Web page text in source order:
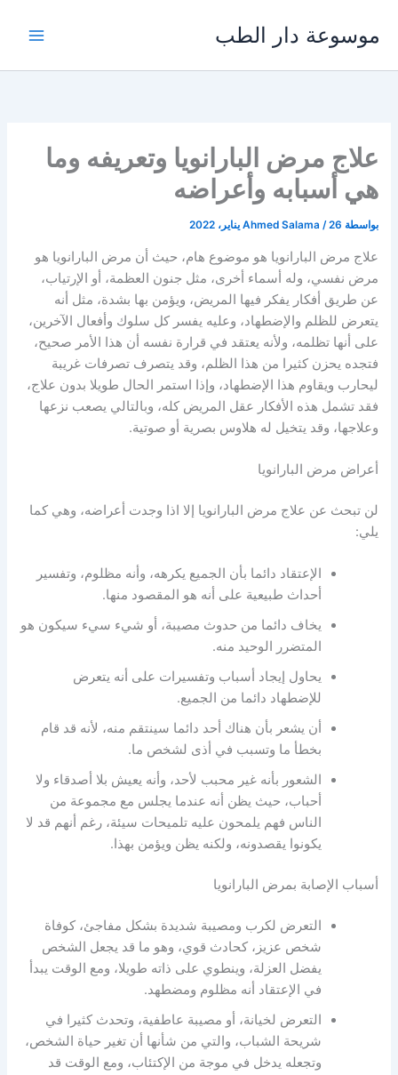
المحتوى
موسوعة دار الطب
علاج مرض البارانويا وتعريفه وما
هي أسبابه وأعراضه
بواسطة Ahmed Salama /26 يناير، 2022
علاج مرض البارانويا هو موضوع هام، حيث أن مرض البارانويا هو
مرض نفسي، وله أسماء أخرى، مثل جنون العظمة، أو الإرتياب،
عن طريق أفكار يفكر فيها المريض، ويؤمن بها بشدة، مثل أنه
يتعرض للظلم والإضطهاد، وعليه يفسر كل سلوك وأفعال الآخرين،
على أنها تظلمه، ولأنه يعتقد في قرارة نفسه أن هذا الأمر صحيح،
فتجده يحزن كثيرا من هذا الظلم، وقد يتصرف تصرفات غريبة
ليحارب ويقاوم هذا الإضطهاد، وإذا استمر الحال طويلا بدون علاج،
فقد تشمل هذه الأفكار عقل المريض كله، وبالتالي يصعب نزعها
وعلاجها، وقد يتخيل له هلاوس بصرية أو صوتية.
أعراض مرض البارانويا
لن تبحث عن علاج مرض البارانويا إلا اذا وجدت أعراضه، وهي كما
يلي:
الإعتقاد دائما بأن الجميع يكرهه، وأنه مظلوم، وتفسير
أحداث طبيعية على أنه هو المقصود منها.
يخاف دائما من حدوث مصيبة، أو شيء سيء سيكون هو
المتضرر الوحيد منه.
يحاول إيجاد أسباب وتفسيرات على أنه يتعرض
للإضطهاد دائما من الجميع.
أن يشعر بأن هناك أحد دائما سينتقم منه، لأنه قد قام
بخطأ ما وتسبب في أذى لشخص ما.
الشعور بأنه غير محبب لأحد، وأنه يعيش بلا أصدقاء ولا
أحباب، حيث يظن أنه عندما يجلس مع مجموعة من
الناس فهم يلمحون عليه تلميحات سيئة، رغم أنهم قد لا
يكونوا يقصدونه، ولكنه يظن ويؤمن بهذا.
أسباب الإصابة بمرض البارانويا
التعرض لكرب ومصيبة شديدة بشكل مفاجئ، كوفاة
شخص عزيز، كحادث قوي، وهو ما قد يجعل الشخص
يفضل العزلة، وينطوي على ذاته طويلا، ومع الوقت يبدأ
في الإعتقاد أنه مظلوم ومضطهد.
التعرض لخيانة، أو مصيبة عاطفية، وتحدث كثيرا في
شريحة الشباب، والتي من شأنها أن تغير حياة الشخص،
وتجعله يدخل في موجة من الإكتئاب، ومع الوقت قد